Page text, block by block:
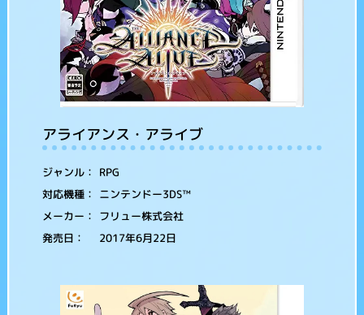
アライアンス・アライブ
ジャンル： RPG
対応機種： ニンテンドー3DS™
メーカー： フリュー株式会社
発売日： 2017年6月22日